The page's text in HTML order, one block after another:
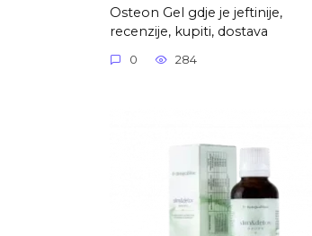
Osteon Gel gdje je jeftinije,
recenzije, kupiti, dostava
0 284